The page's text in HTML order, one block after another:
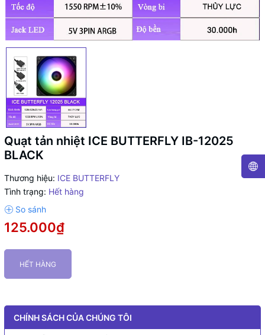
Quạt tản nhiệt ICE BUTTERFLY IB-12025
BLACK
Thương hiệu: ICE BUTTERFLY
Tình trạng: Hết hàng
125.000₫
HẾT HÀNG
CHÍNH SÁCH CỦA CHÚNG TÔI